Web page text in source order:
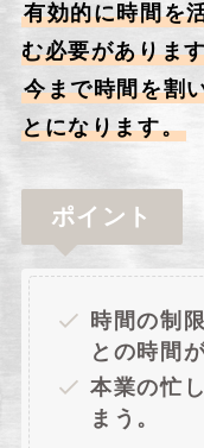
有効的に時間を
む必要がありま
今まで時間を割
とになります。
ポイント
時間の制
との時間
本業の忙
まう。